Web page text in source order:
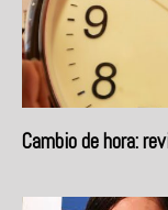
Cambio de hora: